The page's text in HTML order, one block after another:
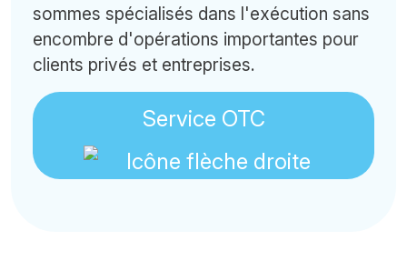
sommes spécialisés dans l'exécution sans
encombre d'opérations importantes pour
clients privés et entreprises.
Service OTC